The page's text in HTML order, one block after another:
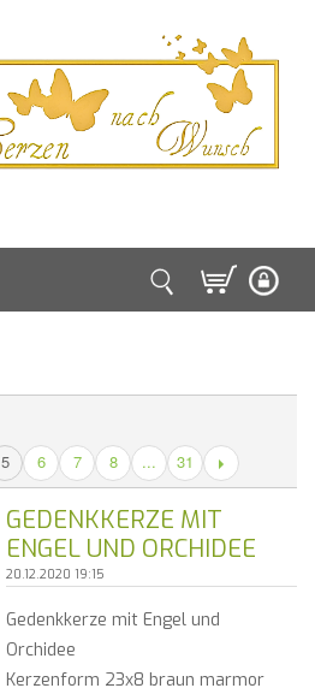
5 6 7 8 ... 31
GEDENKKERZE MIT
ENGEL UND ORCHIDEE
20.12.2020 19:15
Gedenkkerze mit Engel und
Orchidee
Kerzenform 23x8 braun marmor